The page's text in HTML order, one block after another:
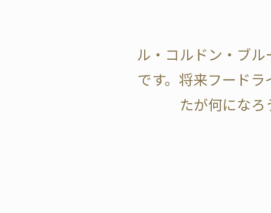
ル・コルドン・ブ
です。将来フード
たが何にな